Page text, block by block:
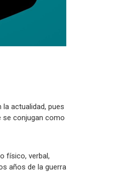
actualidad, pues
se conjugan como
físico, verbal,
años de la guerra